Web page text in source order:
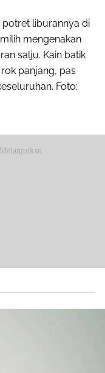
potret liburannya di
mengenakan
salju. Kain batik
panjang, pas
Foto: